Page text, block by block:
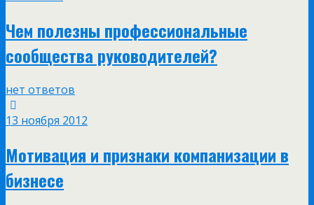
Чем полезны профессиональные
сообщества руководителей?
нет ответов
13 ноября 2012
Мотивация и признаки компанизации в
бизнесе